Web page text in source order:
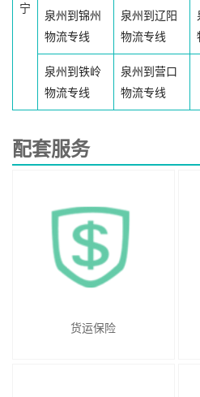
宁
泉州到锦州
物流专线
泉州到辽阳
物流专线
泉州到铁岭
物流专线
泉州到营口
物流专线
配套服务
货运保险